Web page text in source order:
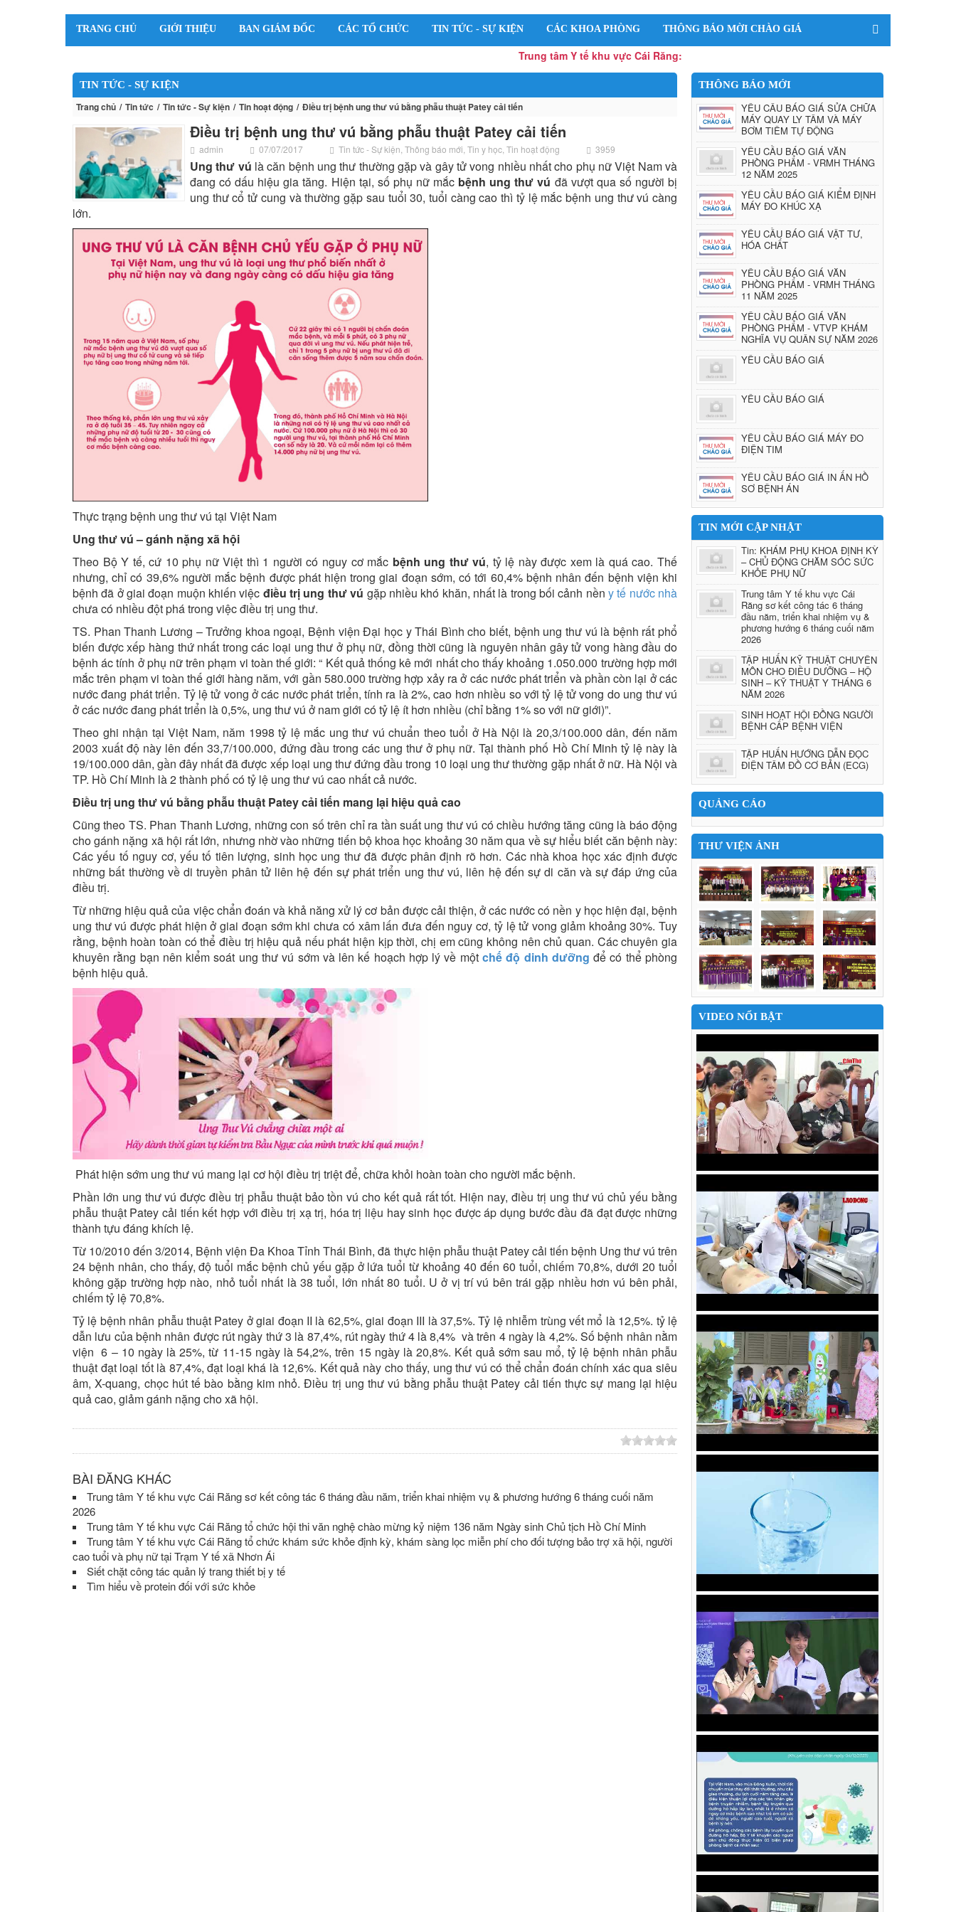
TRANG CHỦ GIỚI THIỆU BAN GIÁM ĐỐC CÁC TỔ CHỨC TIN TỨC - SỰ KIỆN CÁC KHOA PHÒNG THÔNG BÁO MỜI CHÀO GIÁ
Trung tâm Y tế khu vực Cái Răng:
TIN TỨC - SỰ KIỆN
Trang chủ Tin tức Tin tức - Sự kiện Tin hoạt động Điều trị bệnh ung thư vú bằng phẫu thuật Patey cải tiến
Điều trị bệnh ung thư vú bằng phẫu thuật Patey cải tiến
admin 07/07/2017 Tin tức - Sự kiện Thông báo mới Tin y học Tin hoạt động 3959
Ung thư vú là căn bệnh ung thư thường gặp và gây tử vong nhiều nhất cho phụ nữ Việt Nam và
đang có dấu hiệu gia tăng. Hiện tại, số phụ nữ mắc bệnh ung thư vú đã vượt qua số người bị
ung thư cổ tử cung và thường gặp sau tuổi 30, tuổi càng cao thì tỷ lệ mắc bệnh ung thư vú càng
lớn.
Thực trạng bệnh ung thư vú tại Việt Nam
Ung thư vú – gánh nặng xã hội
Theo Bộ Y tế, cứ 10 phụ nữ Việt thì 1 người có nguy cơ mắc bệnh ung thư vú, tỷ lệ này được xem là quá cao. Thế
nhưng, chỉ có 39,6% người mắc bệnh được phát hiện trong giai đoạn sớm, có tới 60,4% bệnh nhân đến bệnh viện khi
bệnh đã ở giai đoạn muộn khiến việc điều trị ung thư vú gặp nhiều khó khăn, nhất là trong bối cảnh nền y tế nước nhà
chưa có nhiều đột phá trong việc điều trị ung thư.
TS. Phan Thanh Lương – Trưởng khoa ngoại, Bệnh viện Đại học y Thái Bình cho biết, bệnh ung thư vú là bệnh rất phổ
biến được xếp hàng thứ nhất trong các loại ung thư ở phụ nữ, đồng thời cũng là nguyên nhân gây tử vong hàng đầu do
bệnh ác tính ở phụ nữ trên phạm vi toàn thế giới: “ Kết quả thống kê mới nhất cho thấy khoảng 1.050.000 trường hợp mới
mắc trên phạm vi toàn thế giới hàng năm, với gần 580.000 trường hợp xảy ra ở các nước phát triển và phần còn lại ở các
nước đang phát triển. Tỷ lệ tử vong ở các nước phát triển, tính ra là 2%, cao hơn nhiều so với tỷ lệ tử vong do ung thư vú
ở các nước đang phát triển là 0,5%, ung thư vú ở nam giới có tỷ lệ ít hơn nhiều (chỉ bằng 1% so với nữ giới)”.
Theo ghi nhận tại Việt Nam, năm 1998 tỷ lệ mắc ung thư vú chuẩn theo tuổi ở Hà Nội là 20,3/100.000 dân, đến năm
2003 xuất độ này lên đến 33,7/100.000, đứng đầu trong các ung thư ở phụ nữ. Tại thành phố Hồ Chí Minh tỷ lệ này là
19/100.000 dân, gần đây nhất đã được xếp loại ung thư đứng đầu trong 10 loại ung thư thường gặp nhất ở nữ. Hà Nội và
TP. Hồ Chí Minh là 2 thành phố có tỷ lệ ung thư vú cao nhất cả nước.
Điều trị ung thư vú bằng phẫu thuật Patey cải tiến mang lại hiệu quả cao
Cũng theo TS. Phan Thanh Lương, những con số trên chỉ ra tần suất ung thư vú có chiều hướng tăng cũng là báo động
cho gánh nặng xã hội rất lớn, nhưng nhờ vào những tiến bộ khoa học khoảng 30 năm qua về sự hiểu biết căn bệnh này:
Các yếu tố nguy cơ, yếu tố tiên lượng, sinh học ung thư đã được phân định rõ hơn. Các nhà khoa học xác định được
những bất thường về di truyền phân tử liên hệ đến sự phát triển ung thư vú, liên hệ đến sự di căn và sự đáp ứng của
điều trị.
Từ những hiệu quả của việc chẩn đoán và khả năng xử lý cơ bản được cải thiện, ở các nước có nền y học hiện đại, bệnh
ung thư vú được phát hiện ở giai đoạn sớm khi chưa có xâm lấn đưa đến nguy cơ, tỷ lệ tử vong giảm khoảng 30%. Tuy
rằng, bệnh hoàn toàn có thể điều trị hiệu quả nếu phát hiện kịp thời, chị em cũng không nên chủ quan. Các chuyên gia
khuyên rằng bạn nên kiểm soát ung thư vú sớm và lên kế hoạch hợp lý về mộtchế độ dinh dưỡng để có thể phòng
bệnh hiệu quả.
Phát hiện sớm ung thư vú mang lại cơ hội điều trị triệt để, chữa khỏi hoàn toàn cho người mắc bệnh.
Phần lớn ung thư vú được điều trị phẫu thuật bảo tồn vú cho kết quả rất tốt. Hiện nay, điều trị ung thư vú chủ yếu bằng
phẫu thuật Patey cải tiến kết hợp với điều trị xạ trị, hóa trị liệu hay sinh học được áp dụng bước đầu đã đạt được những
thành tựu đáng khích lệ.
Từ 10/2010 đến 3/2014, Bệnh viện Đa Khoa Tỉnh Thái Bình, đã thực hiện phẫu thuật Patey cải tiến bệnh Ung thư vú trên
24 bệnh nhân, cho thấy, độ tuổi mắc bệnh chủ yếu gặp ở lứa tuổi từ khoảng 40 đến 60 tuổi, chiếm 70,8%, dưới 20 tuổi
không gặp trường hợp nào, nhỏ tuổi nhất là 38 tuổi, lớn nhất 80 tuổi. U ở vị trí vú bên trái gặp nhiều hơn vú bên phải,
chiếm tỷ lệ 70,8%.
Tỷ lệ bệnh nhân phẫu thuật Patey ở giai đoạn II là 62,5%, giai đoạn III là 37,5%. Tỷ lệ nhiễm trùng vết mổ là 12,5%. tỷ lệ
dẫn lưu của bệnh nhân được rút ngày thứ 3 là 87,4%, rút ngày thứ 4 là 8,4% và trên 4 ngày là 4,2%. Số bệnh nhân nằm
viện 6 – 10 ngày là 25%, từ 11-15 ngày là 54,2%, trên 15 ngày là 20,8%. Kết quả sớm sau mổ, tỷ lệ bệnh nhân phẫu
thuật đạt loại tốt là 87,4%, đạt loại khá là 12,6%. Kết quả này cho thấy, ung thư vú có thể chẩn đoán chính xác qua siêu
âm, X-quang, chọc hút tế bào bằng kim nhỏ. Điều trị ung thư vú bằng phẫu thuật Patey cải tiến thực sự mang lại hiệu
quả cao, giảm gánh nặng cho xã hội.
BÀI ĐĂNG KHÁC
Trung tâm Y tế khu vực Cái Răng sơ kết công tác 6 tháng đầu năm, triển khai nhiệm vụ & phương hướng 6 tháng cuối năm
2026
Trung tâm Y tế khu vực Cái Răng tổ chức hội thi văn nghệ chào mừng kỷ niệm 136 năm Ngày sinh Chủ tịch Hồ Chí Minh
Trung tâm Y tế khu vực Cái Răng tổ chức khám sức khỏe định kỳ, khám sàng lọc miễn phí cho đối tượng bảo trợ xã hội, người
cao tuổi và phụ nữ tại Trạm Y tế xã Nhơn Ái
Siết chặt công tác quản lý trang thiết bị y tế
Tìm hiểu về protein đối với sức khỏe
THÔNG BÁO MỚI
YÊU CẦU BÁO GIÁ SỬA CHỮA
MÁY QUAY LY TÂM VÀ MÁY
BƠM TIÊM TỰ ĐỘNG
YÊU CẦU BÁO GIÁ VĂN
PHÒNG PHẨM - VRMH THÁNG
12 NĂM 2025
YÊU CẦU BÁO GIÁ KIỂM ĐỊNH
MÁY ĐO KHÚC XẠ
YÊU CẦU BÁO GIÁ VẬT TƯ,
HÓA CHẤT
YÊU CẦU BÁO GIÁ VĂN
PHÒNG PHẨM - VRMH THÁNG
11 NĂM 2025
YÊU CẦU BÁO GIÁ VĂN
PHÒNG PHẨM - VTVP KHÁM
NGHĨA VỤ QUÂN SỰ NĂM 2026
YÊU CẦU BÁO GIÁ
YÊU CẦU BÁO GIÁ
YÊU CẦU BÁO GIÁ MÁY ĐO
ĐIỆN TIM
YÊU CẦU BÁO GIÁ IN ẤN HỒ
SƠ BỆNH ÁN
TIN MỚI CẬP NHẬT
Tin: KHÁM PHỤ KHOA ĐỊNH KỲ
– CHỦ ĐỘNG CHĂM SÓC SỨC
KHỎE PHỤ NỮ
Trung tâm Y tế khu vực Cái
Răng sơ kết công tác 6 tháng
đầu năm, triển khai nhiệm vụ &
phương hướng 6 tháng cuối năm
2026
TẬP HUẤN KỸ THUẬT CHUYÊN
MÔN CHO ĐIỀU DƯỠNG – HỘ
SINH – KỸ THUẬT Y THÁNG 6
NĂM 2026
SINH HOẠT HỘI ĐỒNG NGƯỜI
BỆNH CẤP BỆNH VIỆN
TẬP HUẤN HƯỚNG DẪN ĐỌC
ĐIỆN TÂM ĐỒ CƠ BẢN (ECG)
QUẢNG CÁO
THƯ VIỆN ẢNH
VIDEO NỔI BẬT